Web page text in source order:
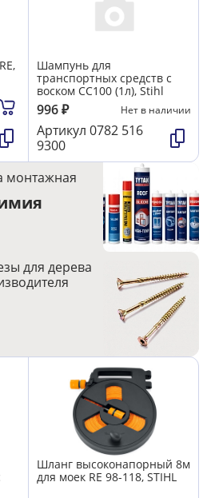
Шампунь для
транспортных средств с
воском СС100 (1л), Stihl
996₽ Нет в наличии
Артикул 0782 516
9300
монтажная
для дерева
Шланг высоконапорный 8м
для моек RE 98-118, STIHL